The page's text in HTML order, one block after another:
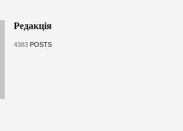
Редакція
4383 POSTS